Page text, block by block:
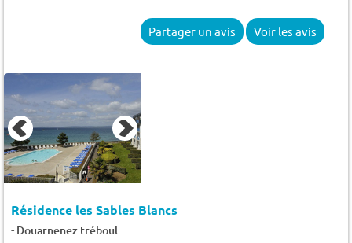
Partager un avis Voir les avis
Résidence les Sables Blancs
- Douarnenez tréboul